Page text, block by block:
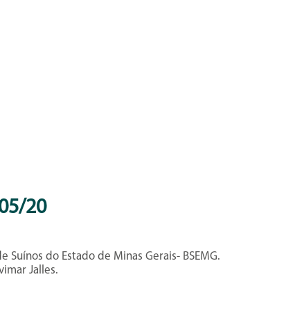
20
do Estado de Minas Gerais- BSEMG.
Jalles.